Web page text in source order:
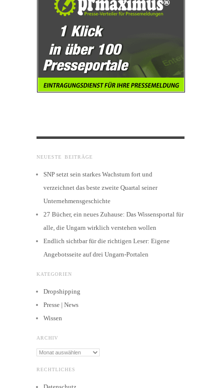
NEUESTE BEITRÄGE
SNP setzt sein starkes Wachstum fort und
verzeichnet das beste zweite Quartal seiner
Unternehmensgeschichte
27 Bücher, ein neues Zuhause: Das Wissensportal für
alle, die Ungarn wirklich verstehen wollen
Endlich sichtbar für die richtigen Leser: Eigene
Angebotsseite auf drei Ungarn-Portalen
KATEGORIEN
Dropshipping
Presse | News
Wissen
ARCHIV
Archiv
RECHTLICHES